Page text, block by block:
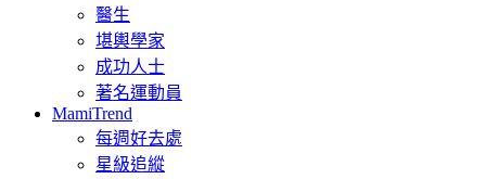
醫生
堪輿學家
成功人士
著名運動員
MamiTrend
每週好去處
星級追縱